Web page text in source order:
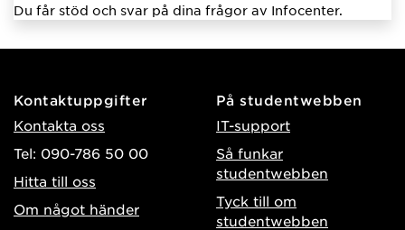
Du får stöd och svar på dina frågor av Infocenter.
Kontaktuppgifter
Kontakta oss
Tel: 090-786 50 00
Hitta till oss
Om något händer
På studentwebben
IT-support
Så funkar
studentwebben
Tyck till om
studentwebben